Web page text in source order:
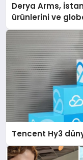
Derya Arms,
ürünlerini ve
Tencent Hy3